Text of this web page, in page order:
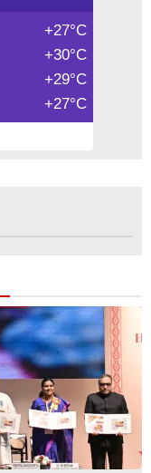
+27°C
+30°C
+29°C
+27°C